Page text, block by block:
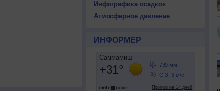
Инфографика осадков
Атмосферное давление
ИНФОРМЕР